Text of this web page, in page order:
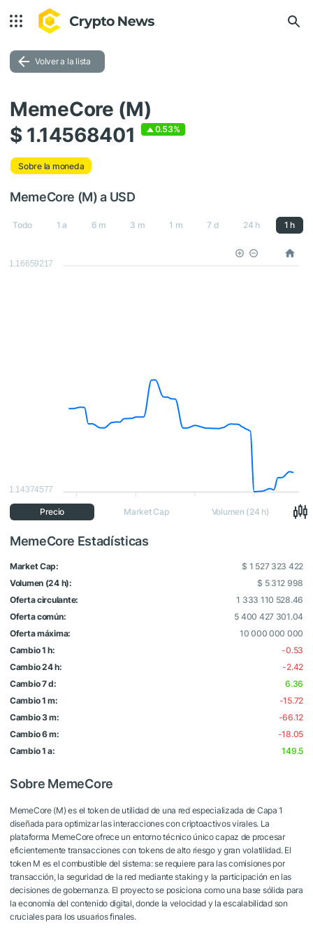
Volver a la lista
MemeCore (M)
$ 1.14568401
0.53%
Sobre la moneda
MemeCore (M) a USD
Todo 1 a 6 m 3 m 1 m 7 d 24 h 1 h
1.16659217
1.14374577
Precio Market Cap Volumen (24 h)
MemeCore Estadísticas
Market Cap:
$ 1 527 323 422
Volumen (24 h):
$ 5 312 998
Oferta circulante:
1 333 110 528.46
Oferta común:
5 400 427 301.04
Oferta máxima:
10 000 000 000
Cambio 1 h:
-0.53
Cambio 24 h:
-2.42
Cambio 7 d:
6.36
Cambio 1 m:
-15.72
Cambio 3 m:
-66.12
Cambio 6 m:
-18.05
Cambio 1 a:
149.5
Sobre MemeCore
MemeCore (M) es el token de utilidad de una red especializada de Capa 1
diseñada para optimizar las interacciones con criptoactivos virales. La
plataforma MemeCore ofrece un entorno técnico único capaz de procesar
eficientemente transacciones con tokens de alto riesgo y gran volatilidad. El
token M es el combustible del sistema: se requiere para las comisiones por
transacción, la seguridad de la red mediante staking y la participación en las
decisiones de gobernanza. El proyecto se posiciona como una base sólida para
la economía del contenido digital, donde la velocidad y la escalabilidad son
cruciales para los usuarios finales.